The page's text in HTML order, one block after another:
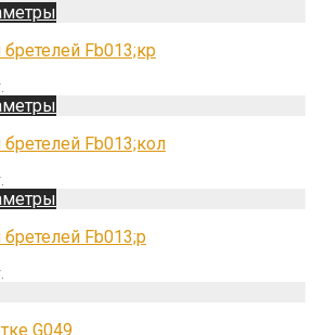
товар
имеет
несколько
Опции
можно
на
Fb013;кр
товар
имеет
несколько
Опции
можно
на
Fb013;кол
товар
имеет
несколько
Fb013;р
G049